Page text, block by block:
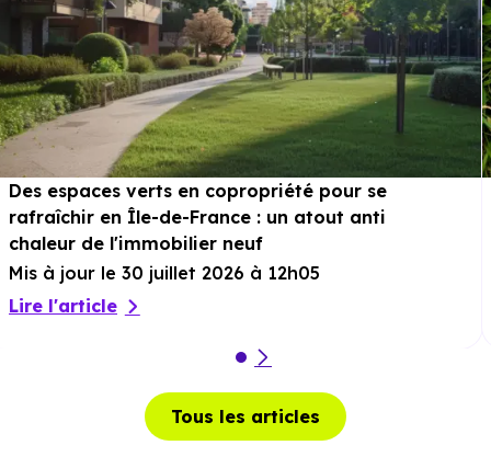
Des espaces verts en copropriété pour se
rafraîchir en Île-de-France : un atout anti
chaleur de l'immobilier neuf
Mis à jour le 30 juillet 2026 à 12h05
Lire l'article
Tous les articles